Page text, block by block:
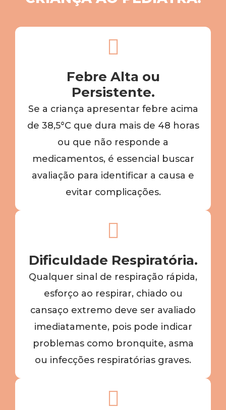
Febre Alta ou
Persistente.
Se a criança apresentar febre acima
de 38,5°C que dura mais de 48 horas
ou que não responde a
medicamentos, é essencial buscar
avaliação para identificar a causa e
evitar complicações.
Dificuldade Respiratória.
Qualquer sinal de respiração rápida,
esforço ao respirar, chiado ou
cansaço extremo deve ser avaliado
imediatamente, pois pode indicar
problemas como bronquite, asma
ou infecções respiratórias graves.